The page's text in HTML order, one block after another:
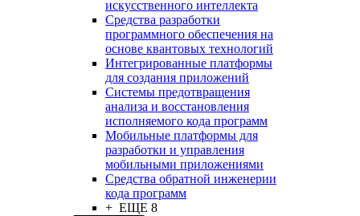
искусственного интеллекта
Средства разработки
программного обеспечения на
основе квантовых технологий
Интегрированные платформы
для создания приложений
Системы предотвращения
анализа и восстановления
исполняемого кода программ
Мобильные платформы для
разработки и управления
мобильными приложениями
Средства обратной инженерии
кода программ
+ ЕЩЕ 8